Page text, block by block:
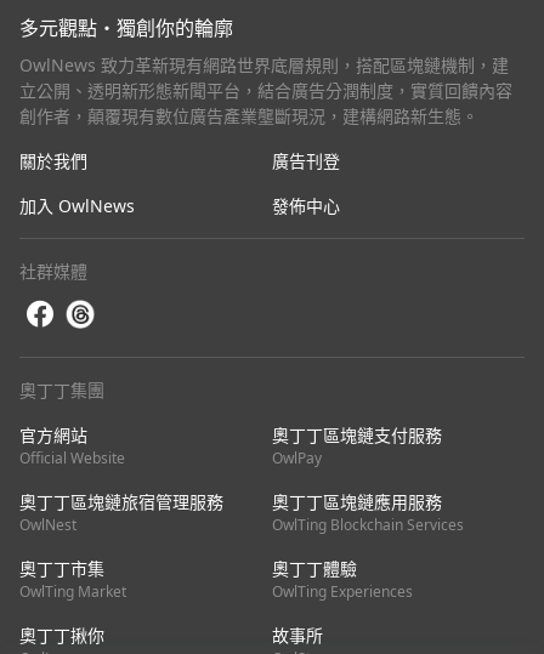
多元觀點・獨創你的輪廓
OwlNews 致力革新現有網路世界底層規則，搭配區塊鏈機制，建
立公開、透明新形態新聞平台，結合廣告分潤制度，實質回饋內容
創作者，顛覆現有數位廣告產業壟斷現況，建構網路新生態。
關於我們
廣告刊登
加入 OwlNews
發佈中心
社群媒體
奧丁丁集團
官方網站
Official Website
奧丁丁區塊鏈支付服務
OwlPay
奧丁丁區塊鏈旅宿管理服務
OwlNest
奧丁丁區塊鏈應用服務
OwlTing Blockchain Services
奧丁丁市集
OwlTing Market
奧丁丁體驗
OwlTing Experiences
奧丁丁揪你 故事所